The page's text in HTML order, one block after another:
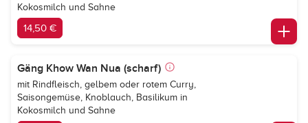
Kokosmilch und Sahne
14,50 €
Gäng Khow Wan Nua (scharf)
mit Rindfleisch, gelbem oder rotem Curry,
Saisongemüse, Knoblauch, Basilikum in
Kokosmilch und Sahne